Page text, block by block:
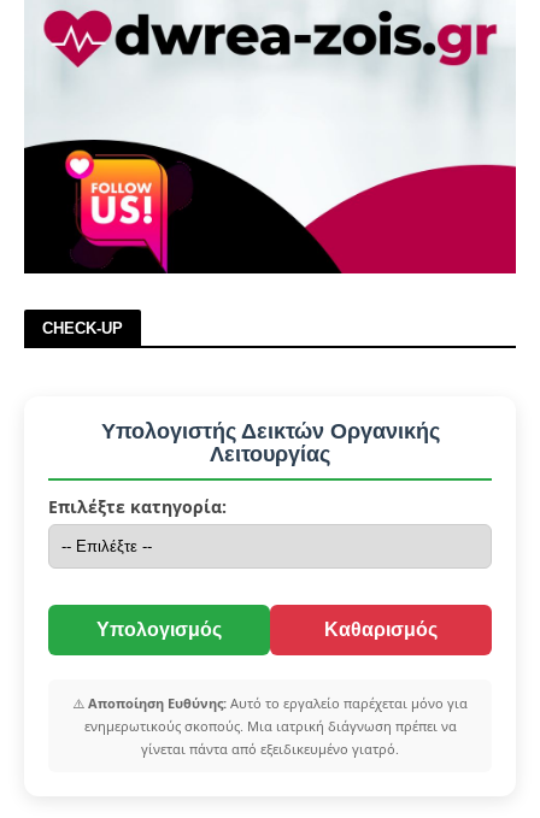
CHECK-UP
Υπολογιστής Δεικτών Οργανικής
Λειτουργίας
Επιλέξτε κατηγορία:
Υπολογισμός Καθαρισμός
⚠️ Αποποίηση Ευθύνης: Αυτό το εργαλείο παρέχεται μόνο για
ενημερωτικούς σκοπούς. Μια ιατρική διάγνωση πρέπει να
γίνεται πάντα από εξειδικευμένο γιατρό.